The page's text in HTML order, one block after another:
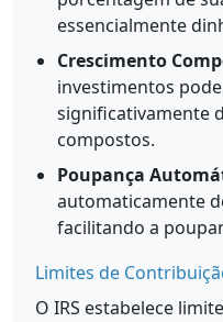
essencialmente
Crescimento
investimentos
significativamente
compostos.
Poupança
automaticamente
facilitando a
Limites de
O IRS estabelece